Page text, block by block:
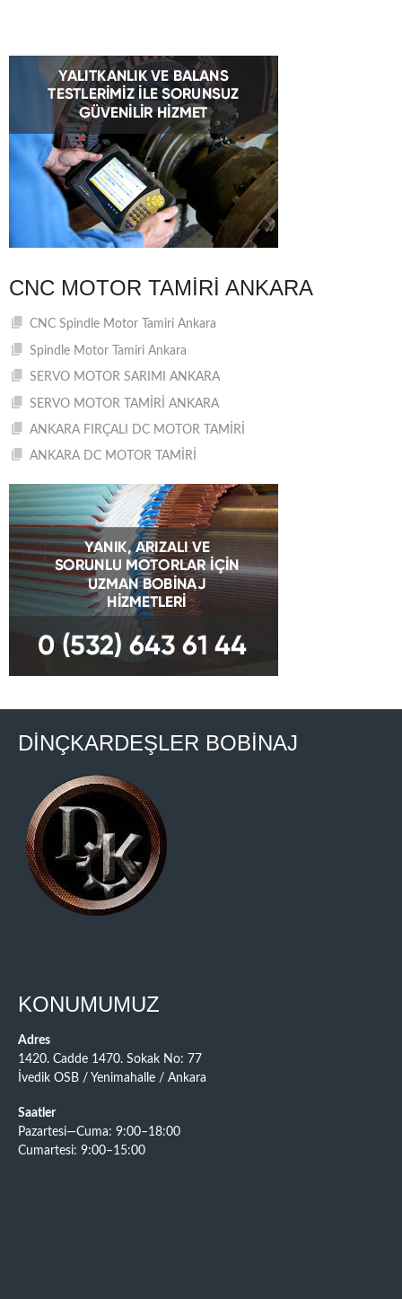
CNC MOTOR TAMIRI ANKARA
CNC Spindle Motor Tamiri Ankara
Spindle Motor Tamiri Ankara
SERVO MOTOR SARIMI ANKARA
SERVO MOTOR TAMİRİ ANKARA
ANKARA FIRÇALI DC MOTOR TAMİRİ
ANKARA DC MOTOR TAMİRİ
DİNÇKARDEŞLER BOBİNAJ
KONUMUMUZ
Adres
1420. Cadde 1470. Sokak No: 77
İvedik OSB / Yenimahalle / Ankara
Saatler
Pazartesi—Cuma: 9:00–18:00
Cumartesi: 9:00–15:00